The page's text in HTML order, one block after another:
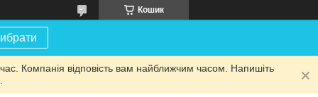
Кошик
Компанія відповість вам найближчим часом. Напишіть